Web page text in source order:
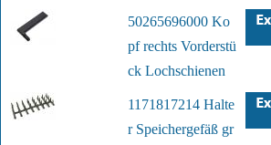
50265696000 Ko
pf rechts Vorderstü
ck Lochschienen
1171817214 Halte
r Speichergefäß gr